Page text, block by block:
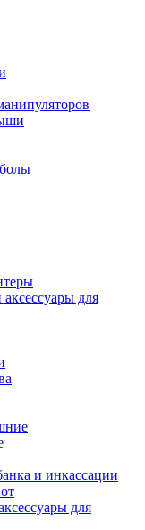
для
и инкассации
для